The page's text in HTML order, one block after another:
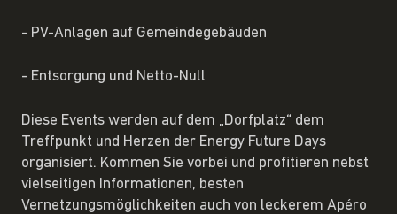
- PV-Anlagen auf Gemeindegebäuden
- Entsorgung und Netto-Null
Diese Events werden auf dem „Dorfplatz“ dem
Treffpunkt und Herzen der Energy Future Days
organisiert. Kommen Sie vorbei und profitieren nebst
vielseitigen Informationen, besten
Vernetzungsmöglichkeiten auch von leckerem Apéro